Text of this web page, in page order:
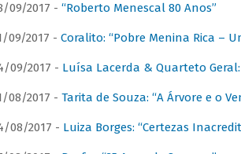
09/2017 - “Roberto Menescal 80 Anos”
09/2017 - Coralito: “Pobre Menina Rica –
09/2017 - Luísa Lacerda & Quarteto
08/2017 - Tarita de Souza: “A Árvore e o
08/2017 - Luiza Borges: “Certezas